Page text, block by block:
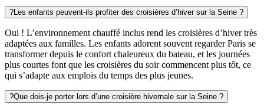
? Les enfants peuvent-ils profiter des croisières d’hiver sur la Seine ?
Oui ! L’environnement chauffé inclus rend les croisières d’hiver très
adaptées aux familles. Les enfants adorent souvent regarder Paris se
transformer depuis le confort chaleureux du bateau, et les journées
plus courtes font que les croisières du soir commencent plus tôt, ce
qui s’adapte aux emplois du temps des plus jeunes.
?Que dois-je porter lors d’une croisière hivernale sur la Seine ?